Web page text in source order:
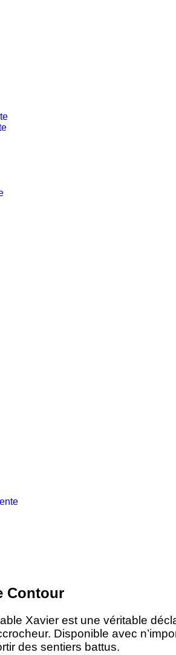
Contour
Xavier est une véritable
Disponible avec
des sentiers battus.